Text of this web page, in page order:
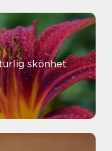
skönhet